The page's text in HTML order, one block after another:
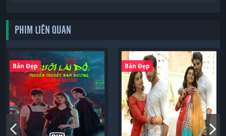
PHIM LIÊN QUAN
Bản Đẹp Bản Đẹp